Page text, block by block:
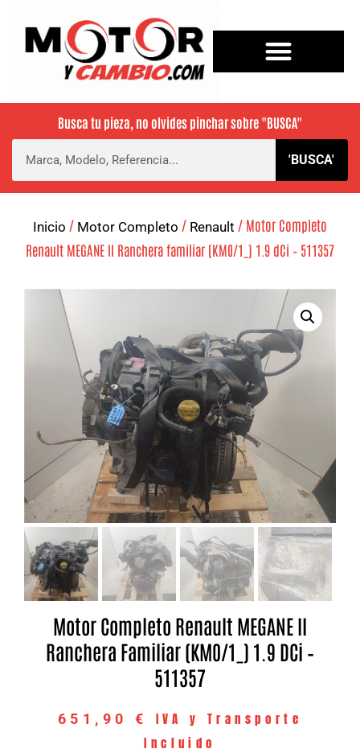
Busca tu pieza, no olvides pinchar sobre "BUSCA"
'BUSCA'
Inicio / Motor Completo / Renault / Motor Completo
Renault MEGANE II Ranchera familiar (KM0/1_) 1.9 dCi – 511357
Motor Completo Renault MEGANE II
Ranchera Familiar (KM0/1_) 1.9 DCi –
511357
651,90 €
IVA y Transporte
Incluido